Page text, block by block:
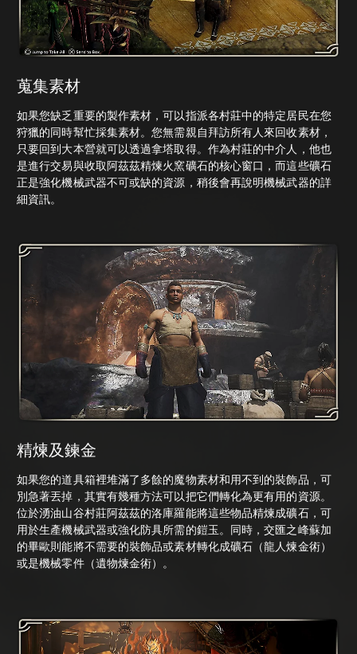
蒐集素材
如果您缺乏重要的製作素材，可以指派各村莊中的特定居民在您
狩獵的同時幫忙採集素材。您無需親自拜訪所有人來回收素材，
只要回到大本營就可以透過拿塔取得。作為村莊的中介人，他也
是進行交易與收取阿茲茲精煉火窯礦石的核心窗口，而這些礦石
正是強化機械武器不可或缺的資源，稍後會再說明機械武器的詳
細資訊。
精煉及鍊金
如果您的道具箱裡堆滿了多餘的魔物素材和用不到的裝飾品，可
別急著丟掉，其實有幾種方法可以把它們轉化為更有用的資源。
位於湧油山谷村莊阿茲茲的洛庫羅能將這些物品精煉成礦石，可
用於生產機械武器或強化防具所需的鎧玉。同時，交匯之峰蘇加
的畢歐則能將不需要的裝飾品或素材轉化成礦石（龍人煉金術）
或是機械零件（遺物煉金術）。